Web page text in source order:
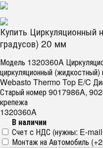
Купить
градусов) 20 мм
Модель 1320360A
циркуляционный
Webasto Thermo Top E/C
Старый номер 9017986A,
крепежа
1320360A
В наличии
Счет c НДС (нужны: E-
Монтаж на Автомобиль (+